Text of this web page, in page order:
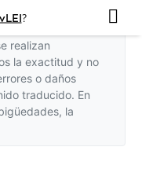
vLEI?
sitio web a otros
realizan
la exactitud y no
o daños
traducido. En
la